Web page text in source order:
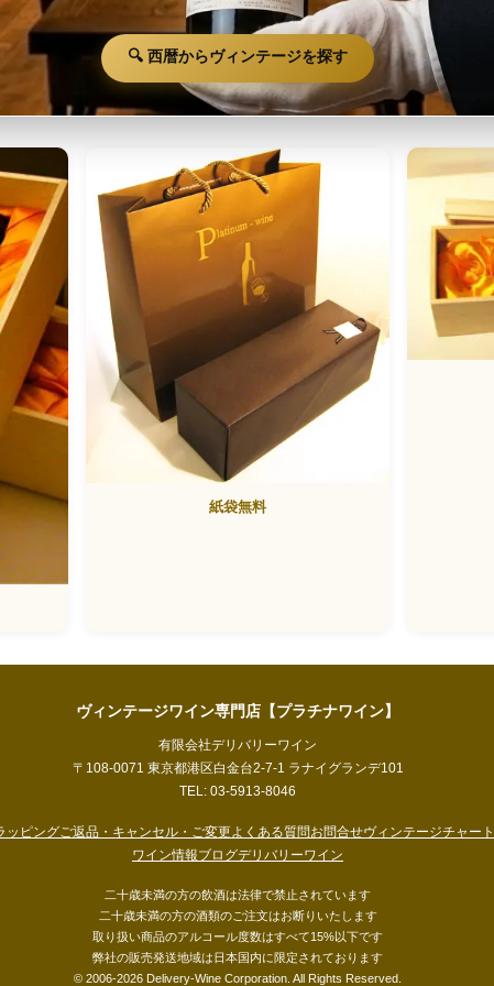
🔍 西暦からヴィンテージを探す
紙袋無料
ヴィンテージワイン専門店【プラチナワイン】
有限会社デリバリーワイン
〒108-0071 東京都港区白金台2-7-1 ラナイグランデ101
TEL: 03-5913-8046
ッピングご返品・キャンセル・ご変更よくある質問お問合せヴィンテージチャート
ワイン情報ブログデリバリーワイン
二十歳未満の方の飲酒は法律で禁止されています
二十歳未満の方の酒類のご注文はお断りいたします
取り扱い商品のアルコール度数はすべて15%以下です
弊社の販売発送地域は日本国内に限定されております
© 2006-2026 Delivery-Wine Corporation. All Rights Reserved.